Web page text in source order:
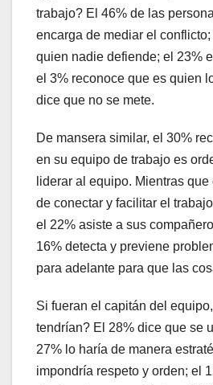
trabajo? El 46% de las
encarga de mediar el
quien nadie defiende; el 23%
el 3% reconoce que es quien
dice que no se mete.
De mansera similar, el 30%
en su equipo de trabajo es
liderar al equipo. Mientras
de conectar y facilitar el
el 22% asiste a sus
16% detecta y previene
para adelante para que las
Si fueran el capitán del
tendrían? El 28% dice que se
27% lo haría de manera
impondría respeto y orden; el